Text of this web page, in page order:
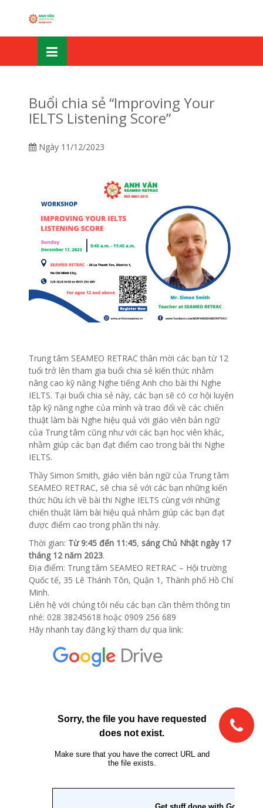
Buổi chia sẻ “Improving Your
IELTS Listening Score”
Ngày 11/12/2023
Trung tâm SEAMEO RETRAC thân mời các bạn từ 12
tuổi trở lên tham gia buổi chia sẻ kiến thức nhằm
nâng cao kỹ năng Nghe tiếng Anh cho bài thi Nghe
IELTS. Tại buổi chia sẻ này, các bạn sẽ có cơ hội luyện
tập kỹ năng nghe của mình và trao đổi về các chiến
thuật làm bài Nghe hiệu quả với giáo viên bản ngữ
của Trung tâm cũng như với các bạn học viên khác,
nhằm giúp các bạn đạt điểm cao trong bài thi Nghe
IELTS.
Thầy Simon Smith, giáo viên bản ngữ của Trung tâm
SEAMEO RETRAC, sẽ chia sẻ với các bạn những kiến
thức hữu ích về bài thi Nghe IELTS cùng với những
chiến thuật làm bài hiệu quả nhằm giúp các bạn đạt
được điểm cao trong phần thi này.
Thời gian: Từ 9:45 đến 11:45, sáng Chủ Nhật ngày 17
tháng 12 năm 2023.
Địa điểm: Trung tâm SEAMEO RETRAC – Hội trường
Quốc tế, 35 Lê Thánh Tôn, Quận 1, Thành phố Hồ Chí
Minh.
Liên hệ với chúng tôi nếu các bạn cần thêm thông tin
nhé: 028 38245618 hoặc 0909 256 689
Hãy nhanh tay đăng ký tham dự qua link: